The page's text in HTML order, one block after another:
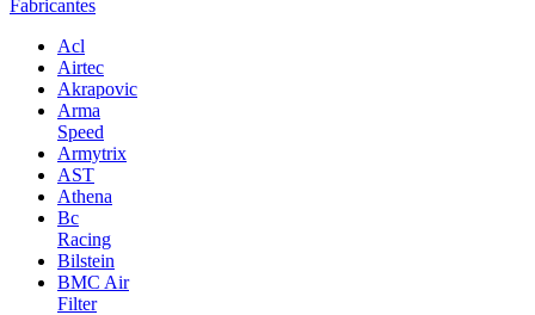
Fabricantes
Acl
Airtec
Akrapovic
Arma
Speed
Armytrix
AST
Athena
Bc
Racing
Bilstein
BMC Air
Filter